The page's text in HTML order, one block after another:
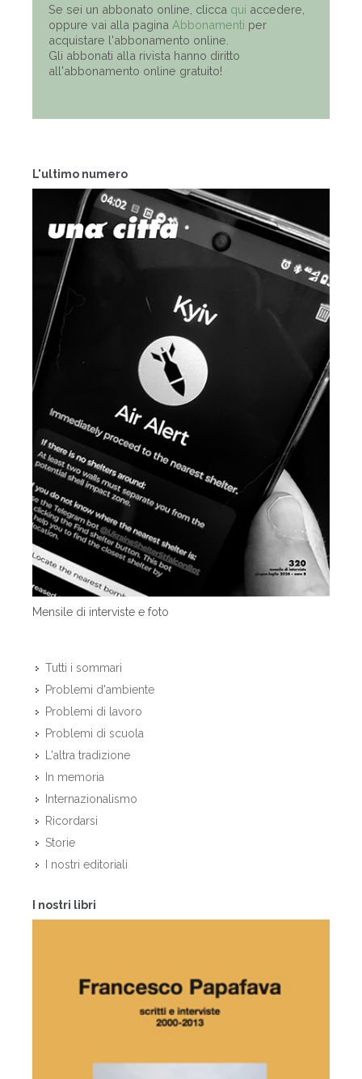
L'ultimo numero
Mensile di interviste e foto
Tutti i sommari
Problemi d'ambiente
Problemi di lavoro
Problemi di scuola
L'altra tradizione
In memoria
Internazionalismo
Ricordarsi
Storie
I nostri editoriali
I nostri libri
Se sei un abbonato online, clicca qui accedere,
oppure vai alla pagina Abbonamenti per
acquistare l'abbonamento online.
Gli abbonati alla rivista hanno diritto
all'abbonamento online gratuito!